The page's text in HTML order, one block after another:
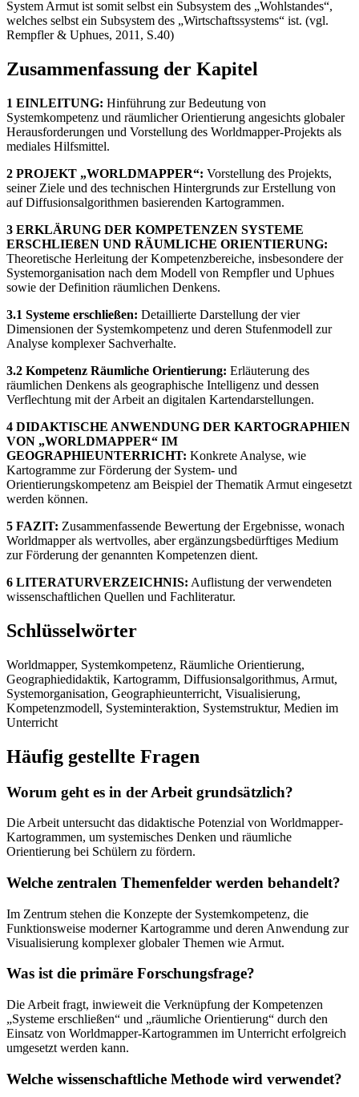
System Armut ist somit selbst ein Subsystem des „Wohlstandes“,
welches selbst ein Subsystem des „Wirtschaftssystems“ ist. (vgl.
Rempfler & Uphues, 2011, S.40)
Zusammenfassung der Kapitel
1 EINLEITUNG: Hinführung zur Bedeutung von
Systemkompetenz und räumlicher Orientierung angesichts globaler
Herausforderungen und Vorstellung des Worldmapper-Projekts als
mediales Hilfsmittel.
2 PROJEKT „WORLDMAPPER“: Vorstellung des Projekts,
seiner Ziele und des technischen Hintergrunds zur Erstellung von
auf Diffusionsalgorithmen basierenden Kartogrammen.
3 ERKLÄRUNG DER KOMPETENZEN SYSTEME
ERSCHLIEßEN UND RÄUMLICHE ORIENTIERUNG:
Theoretische Herleitung der Kompetenzbereiche, insbesondere der
Systemorganisation nach dem Modell von Rempfler und Uphues
sowie der Definition räumlichen Denkens.
3.1 Systeme erschließen: Detaillierte Darstellung der vier
Dimensionen der Systemkompetenz und deren Stufenmodell zur
Analyse komplexer Sachverhalte.
3.2 Kompetenz Räumliche Orientierung: Erläuterung des
räumlichen Denkens als geographische Intelligenz und dessen
Verflechtung mit der Arbeit an digitalen Kartendarstellungen.
4 DIDAKTISCHE ANWENDUNG DER KARTOGRAPHIEN
VON „WORLDMAPPER“ IM
GEOGRAPHIEUNTERRICHT: Konkrete Analyse, wie
Kartogramme zur Förderung der System- und
Orientierungskompetenz am Beispiel der Thematik Armut eingesetzt
werden können.
5 FAZIT: Zusammenfassende Bewertung der Ergebnisse, wonach
Worldmapper als wertvolles, aber ergänzungsbedürftiges Medium
zur Förderung der genannten Kompetenzen dient.
6 LITERATURVERZEICHNIS: Auflistung der verwendeten
wissenschaftlichen Quellen und Fachliteratur.
Schlüsselwörter
Worldmapper, Systemkompetenz, Räumliche Orientierung,
Geographiedidaktik, Kartogramm, Diffusionsalgorithmus, Armut,
Systemorganisation, Geographieunterricht, Visualisierung,
Kompetenzmodell, Systeminteraktion, Systemstruktur, Medien im
Unterricht
Häufig gestellte Fragen
Worum geht es in der Arbeit grundsätzlich?
Die Arbeit untersucht das didaktische Potenzial von Worldmapper-
Kartogrammen, um systemisches Denken und räumliche
Orientierung bei Schülern zu fördern.
Welche zentralen Themenfelder werden behandelt?
Im Zentrum stehen die Konzepte der Systemkompetenz, die
Funktionsweise moderner Kartogramme und deren Anwendung zur
Visualisierung komplexer globaler Themen wie Armut.
Was ist die primäre Forschungsfrage?
Die Arbeit fragt, inwieweit die Verknüpfung der Kompetenzen
„Systeme erschließen“ und „räumliche Orientierung“ durch den
Einsatz von Worldmapper-Kartogrammen im Unterricht erfolgreich
umgesetzt werden kann.
Welche wissenschaftliche Methode wird verwendet?